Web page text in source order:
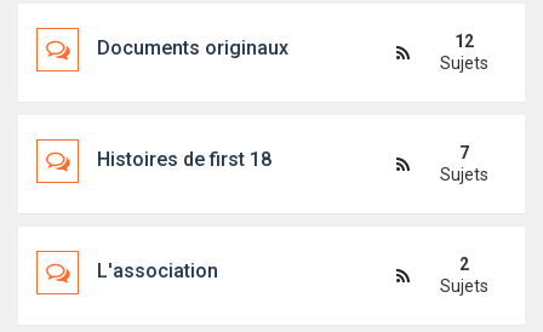
Documents originaux
12
Sujets
Histoires de first 18
7
Sujets
L'association
2
Sujets